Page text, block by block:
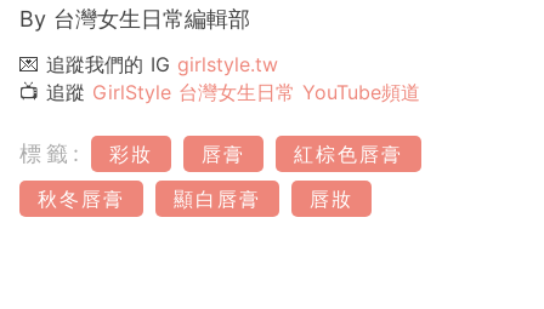
By 台灣女生日常編輯部
💌 追蹤我們的 IG girlstyle.tw
📺 追蹤 GirlStyle 台灣女生日常 YouTube頻道
標籤: 彩妝 唇膏
紅棕色唇膏
秋冬唇膏
顯白唇膏 唇妝